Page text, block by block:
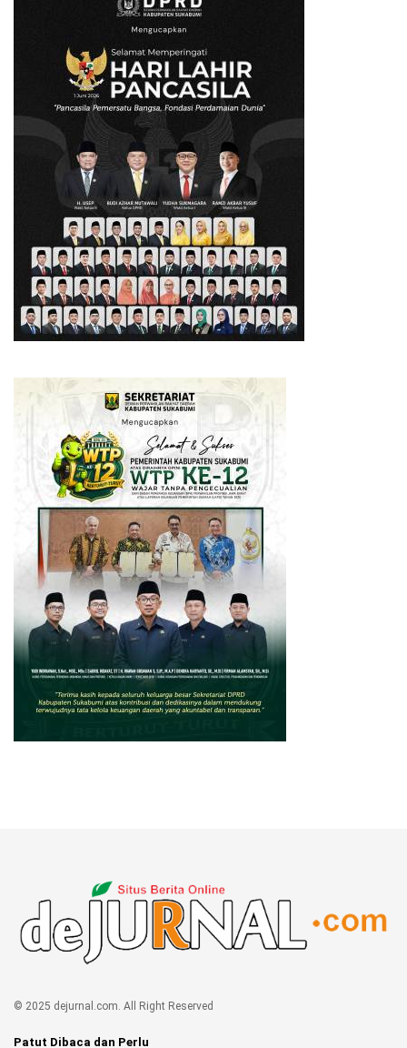
© 2025 dejurnal.com. All Right Reserved
Patut Dibaca dan Perlu